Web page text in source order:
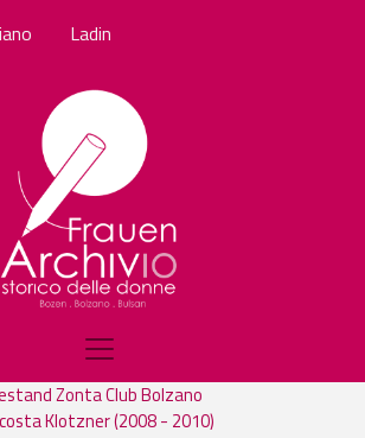
Ladin
Zonta Club Bolzano
Klotzner (2008 - 2010)